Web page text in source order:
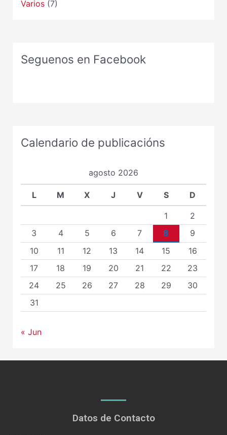
Varios(7)
Seguenos en Facebook
Calendario de publicacións
agosto 2026
L M X J V S D
1
2
3
4 5 6 7 8
9
10
11 12 13 14 15
16
17
18 19 20 21 22
23
24
25 26 27 28 29
30
31
« Jun
Datos de Contacto